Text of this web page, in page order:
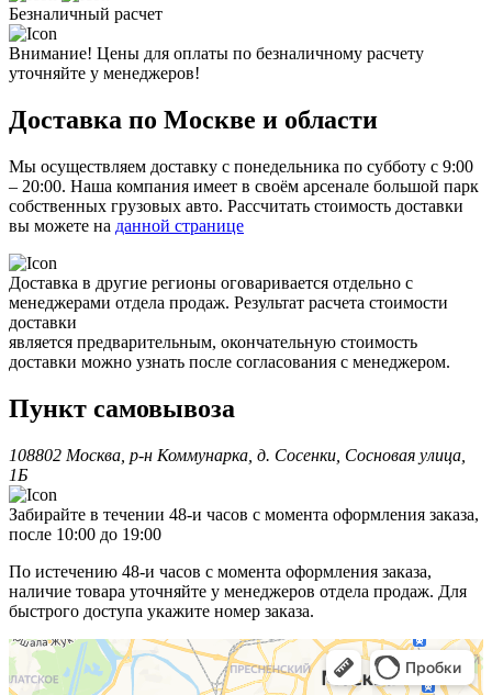
Безналичный расчет
Внимание! Цены для оплаты по безналичному расчету
уточняйте у менеджеров!
Доставка по Москве и области
Мы осуществляем доставку с понедельника по субботу с 9:00
– 20:00. Наша компания имеет в своём арсенале большой парк
собственных грузовых авто. Рассчитать стоимость доставки
вы можете на данной странице
Доставка в другие регионы оговаривается отдельно с
менеджерами отдела продаж. Результат расчета стоимости
доставки
является предварительным, окончательную стоимость
доставки можно узнать после согласования с менеджером.
Пункт самовывоза
108802 Москва, р-н Коммунарка, д. Сосенки, Сосновая улица,
1Б
Забирайте в течении 48-и часов с момента оформления заказа,
после 10:00 до 19:00
По истечению 48-и часов с момента оформления заказа,
наличие товара уточняйте у менеджеров отдела продаж. Для
быстрого доступа укажите номер заказа.